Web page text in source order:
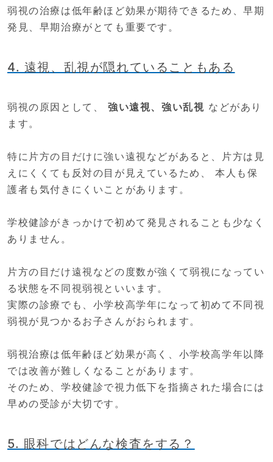
弱視の治療は低年齢ほど効果が期待できるため、早期
発見、早期治療がとても重要です。
4. 遠視、乱視が隠れていることもある
弱視の原因として、 強い遠視、強い乱視 などがあり
ます。
特に片方の目だけに強い遠視などがあると、片方は見
えにくくても反対の目が見えているため、 本人も保
護者も気付きにくいことがあります。
学校健診がきっかけで初めて発見されることも少なく
ありません。
片方の目だけ遠視などの度数が強くて弱視になってい
る状態を不同視弱視といいます。
実際の診療でも、小学校高学年になって初めて不同視
弱視が見つかるお子さんがおられます。
弱視治療は低年齢ほど効果が高く、小学校高学年以降
では改善が難しくなることがあります。
そのため、学校健診で視力低下を指摘された場合には
早めの受診が大切です。
5. 眼科ではどんな検査をする？